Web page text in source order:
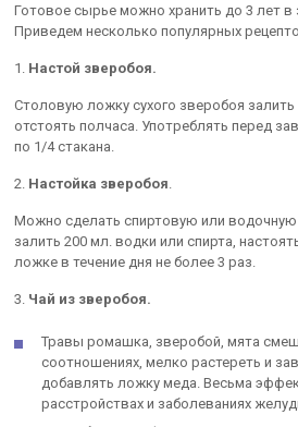
Готовое сырье можно хранить до 3 лет в
Приведем несколько популярных
1. Настой зверобоя.
Столовую ложку сухого зверобоя
отстоять полчаса. Употреблять перед
по 1/4 стакана.
2. Настойка зверобоя
Можно сделать спиртовую или водочную
залить 200 мл. водки или спирта,
ложке в течение дня не более 3 раз.
3. Чай из зверобоя.
Травы ромашка, зверобой, мята
соотношениях, мелко растереть и
добавлять ложку меда. Весьма
расстройствах и заболеваниях